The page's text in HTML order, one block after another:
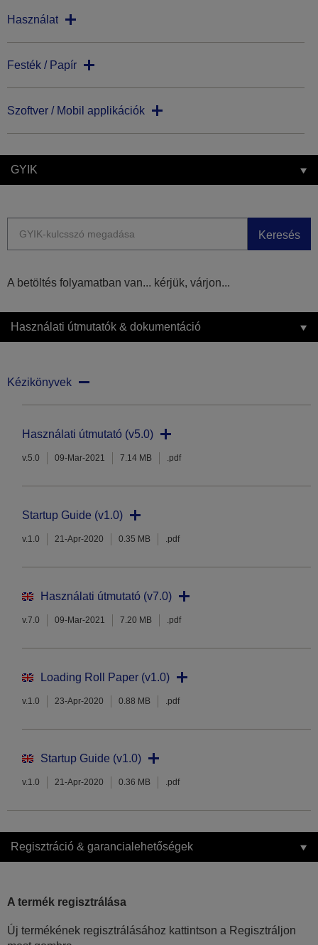
Használat
Festék / Papír
Szoftver / Mobil applikációk
GYIK
Keresés
A betöltés folyamatban van... kérjük, várjon...
Használati útmutatók & dokumentáció
Kézikönyvek
Használati útmutató (v5.0)
v.5.0 09-Mar-2021 7.14 MB .pdf
Startup Guide (v1.0)
v.1.0 21-Apr-2020 0.35 MB .pdf
Használati útmutató (v7.0)
v.7.0 09-Mar-2021 7.20 MB .pdf
Loading Roll Paper (v1.0)
v.1.0 23-Apr-2020 0.88 MB .pdf
Startup Guide (v1.0)
v.1.0 21-Apr-2020 0.36 MB .pdf
Regisztráció & garancialehetőségek
A termék regisztrálása
Új termékének regisztrálásához kattintson a Regisztráljon